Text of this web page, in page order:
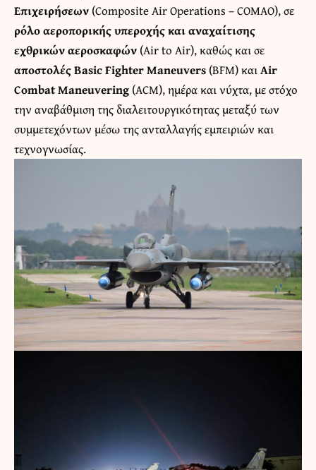
Επιχειρήσεων (Composite Air Operations – COMAO), σε
ρόλο αεροπορικής υπεροχής και αναχαίτισης
εχθρικών αεροσκαφών (Air to Air), καθώς και σε
αποστολές Basic Fighter Maneuvers (BFM) καιAir
Combat Maneuvering (ACM), ημέρα και νύχτα, με στόχο
την αναβάθμιση της διαλειτουργικότητας μεταξύ των
συμμετεχόντων μέσω της ανταλλαγής εμπειριών και
τεχνογνωσίας.